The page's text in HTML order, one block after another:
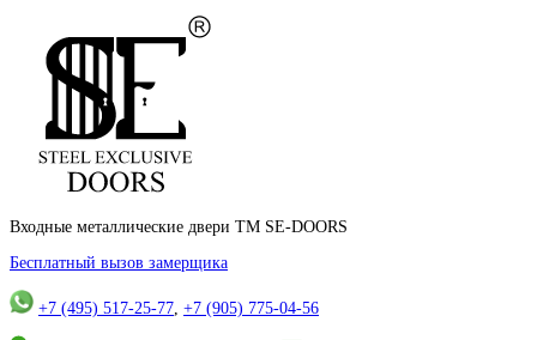
Входные металлические двери TM SE-DOORS
Бесплатный вызов замерщика
+7 (495) 517-25-77, +7 (905) 775-04-56